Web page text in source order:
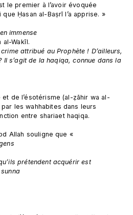
le premier à l’avoir évoquée
Ḥasan al-Baṣrī l’a apprise. »
immense
al-Wakīl.
attribué au Prophète ! D’ailleurs,
Il s’agit de la haqiqa, connue dans la
de l’ésotérisme (al-ẓāhir wa al-
les wahhabites dans leurs
entre shariaet haqiqa.
Allah souligne que «
prétendent acquérir est